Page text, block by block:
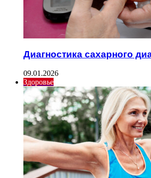
Диагностика сахарного
09.01.2026
Здоровье